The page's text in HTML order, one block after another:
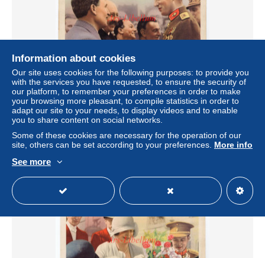
Chocolat l'Aiglon / ROYALTY / Belgique / België / famille
royal / koningshuis / Koninklijke familie / Dynastie / No. 80
± $2.70
Status Professional
Information about cookies
Our site uses cookies for the following purposes: to provide you
with the services you have requested, to ensure the security of
our platform, to remember your preferences in order to make
your browsing more pleasant, to compile statistics in order to
adapt our site to your needs, to display videos and to enable
you to share content on social networks.
Some of these cookies are necessary for the operation of our
site, others can be set according to your preferences. More info
See more